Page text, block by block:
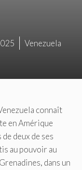
Venezuela
connaît
en Amérique
deux de ses
au pouvoir au
dans un